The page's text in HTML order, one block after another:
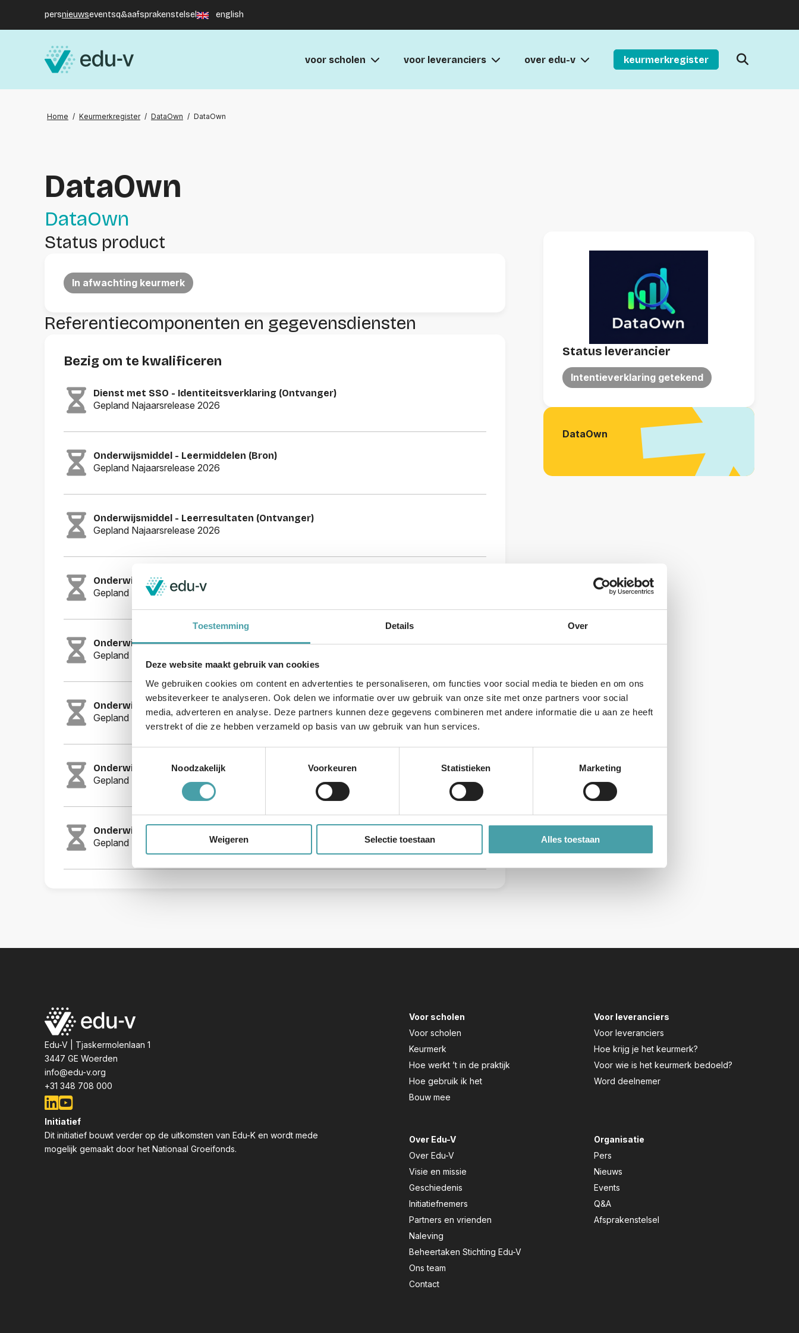
Toestemming Details Over
Deze website maakt gebruik van cookies
We gebruiken cookies om content en advertenties te personaliseren, om functies voor social media te bieden en om ons
websiteverkeer te analyseren. Ook delen we informatie over uw gebruik van onze site met onze partners voor social
media, adverteren en analyse. Deze partners kunnen deze gegevens combineren met andere informatie die u aan ze heeft
verstrekt of die ze hebben verzameld op basis van uw gebruik van hun services.
Noodzakelijk
Voorkeuren Statistieken Marketing
Weigeren Selectie toestaan Alles toestaan
voor scholen voor leveranciers over edu-v keurmerkregister
persnieuwseventsq&aafsprakenstelsel english
Home / Keurmerkregister / DataOwn / DataOwn
DataOwn
DataOwn
Status product
In afwachting keurmerk
Referentiecomponenten en gegevensdiensten
Bezig om te kwalificeren
Dienst met SSO - Identiteitsverklaring (Ontvanger)
Gepland Najaarsrelease 2026
Onderwijsmiddel - Leermiddelen (Bron)
Gepland Najaarsrelease 2026
Onderwijsmiddel - Leerresultaten (Ontvanger)
Gepland Najaarsrelease 2026
Onderwijsmiddel - Onderwijsaanbod (Afnemer)
Gepland Najaarsrelease 2026
Onderwijsmiddel - Onderwijsinrichting (Afnemer)
Gepland Najaarsrelease 2026
Onderwijsmiddel - Onderwijsdeelnemers (Afnemer)
Gepland Najaarsrelease 2026
Onderwijsleeromgeving - Onderwijsmedewerkers (Afnemer)
Gepland Najaarsrelease 2026
Onderwijsmiddel - Consent
Gepland Najaarsrelease 2026
Status leverancier
Intentieverklaring getekend
DataOwn
Edu-V | Tjaskermolenlaan 1
3447 GE Woerden
info@edu-v.org
+31 348 708 000
Initiatief
Dit initiatief bouwt verder op de uitkomsten van Edu-K en wordt mede
mogelijk gemaakt door het Nationaal Groeifonds.
Voor scholen
Voor scholen
Keurmerk
Hoe werkt ’t in de praktijk
Hoe gebruik ik het
Bouw mee
Voor leveranciers
Voor leveranciers
Hoe krijg je het keurmerk?
Voor wie is het keurmerk bedoeld?
Word deelnemer
Over Edu-V
Over Edu-V
Visie en missie
Geschiedenis
Initiatiefnemers
Partners en vrienden
Naleving
Beheertaken Stichting Edu-V
Ons team
Contact
Organisatie
Pers
Nieuws
Events
Q&A
Afsprakenstelsel